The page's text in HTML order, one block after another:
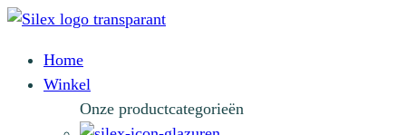
Home
Winkel
Onze productcategorieën